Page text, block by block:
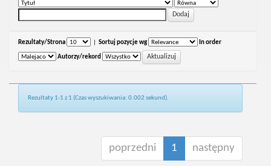
Rezultaty/Strona Sortuj pozycje wg In order
Autorzy/rekord
Rezultaty 1-1 z 1 (Czas wyszukiwania: 0.002 sekund).
poprzedni 1 następny